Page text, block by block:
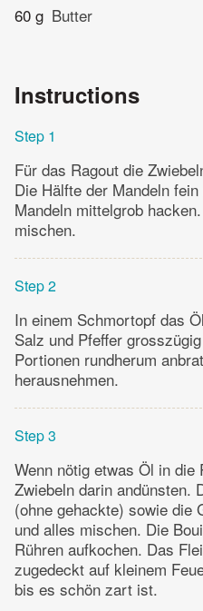
60 g Butter
Instructions
Step 1
Für das Ragout die
Die Hälfte der Mandeln
Mandeln mittelgrob
mischen.
Step 2
In einem Schmortopf das
Salz und Pfeffer
Portionen rundherum
herausnehmen.
Step 3
Wenn nötig etwas Öl in die
Zwiebeln darin andünsten.
(ohne gehackte) sowie die
und alles mischen. Die
Rühren aufkochen. Das
zugedeckt auf kleinem
bis es schön zart ist.